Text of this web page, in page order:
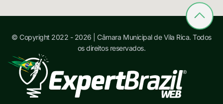
© Copyright 2022 - 2026 | Câmara Municipal de Vila Rica. Todos
os direitos reservados.